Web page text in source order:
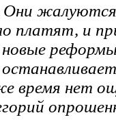
Они жалуются
платят, и
новые
время нет